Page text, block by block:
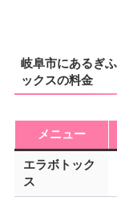
岐阜市にあるぎ
ックスの料金
メニュー
エラボトック
ス